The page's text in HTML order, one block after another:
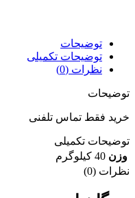
توضیحات
توضیحات تکمیلی
نظرات (0)
توضیحات
خرید فقط تماس تلفنی
توضیحات تکمیلی
وزن 40 کیلوگرم
نظرات (0)